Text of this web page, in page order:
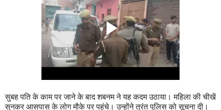
सुबह पति के काम पर जाने के बाद शबनम ने यह कदम उठाया। महिला की चीखें
सुनकर आसपास के लोग मौके पर पहुंचे। उन्होंने तुरंत पुलिस को सूचना दी।